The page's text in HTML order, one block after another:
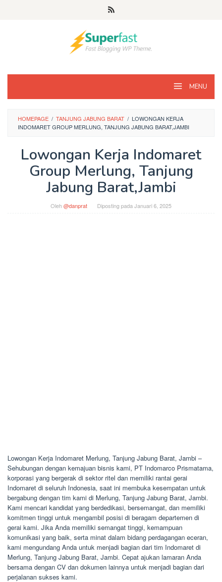
MENU
HOMEPAGE / TANJUNG JABUNG BARAT / LOWONGAN KERJA
INDOMARET GROUP MERLUNG, TANJUNG JABUNG BARAT,JAMBI
Lowongan Kerja Indomaret
Group Merlung, Tanjung
Jabung Barat,Jambi
Oleh@danprat Diposting pada Januari 6, 2025
Lowongan Kerja Indomaret Merlung, Tanjung Jabung Barat, Jambi –
Sehubungan dengan kemajuan bisnis kami, PT Indomarco Prismatama,
korporasi yang bergerak di sektor ritel dan memiliki rantai gerai
Indomaret di seluruh Indonesia, saat ini membuka kesempatan untuk
bergabung dengan tim kami di Merlung, Tanjung Jabung Barat, Jambi.
Kami mencari kandidat yang berdedikasi, bersemangat, dan memiliki
komitmen tinggi untuk mengambil posisi di beragam departemen di
gerai kami. Jika Anda memiliki semangat tinggi, kemampuan
komunikasi yang baik, serta minat dalam bidang perdagangan eceran,
kami mengundang Anda untuk menjadi bagian dari tim Indomaret di
Merlung, Tanjung Jabung Barat, Jambi. Cepat ajukan lamaran Anda
bersama dengan CV dan dokumen lainnya untuk menjadi bagian dari
perjalanan sukses kami.